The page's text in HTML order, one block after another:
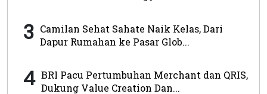
3 Camilan Sehat Sahate Naik Kelas, Dari
Dapur Rumahan ke Pasar Glob...
4 BRI Pacu Pertumbuhan Merchant dan QRIS,
Dukung Value Creation Dan...